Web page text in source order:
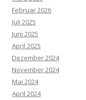
Februar 2026
Juli 2025
Juni 2025
April 2025
Dezember 2024
November 2024
Mai 2024
April 2024